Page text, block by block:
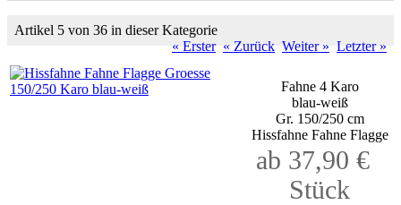
Artikel 5 von 36 in dieser Kategorie
« Erster « Zurück Weiter » Letzter »
Fahne 4 Karo
blau-weiß
Gr. 150/250 cm
Hissfahne Fahne Flagge
ab 37,90 €
Stück